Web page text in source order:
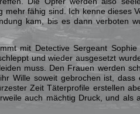
mehr fähig sind. Ich kenne dieses
kam, bis es dann verboten
mit Detective Sergeant
und wieder ausgesetzt
muss. Den Frauen werden
Wille soweit gebrochen ist,
Zeit Täterprofile erstellen
auch mächtig Druck, und